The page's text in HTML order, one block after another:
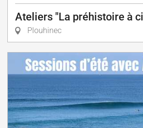
Ateliers "La préhistoire à
Plouhinec